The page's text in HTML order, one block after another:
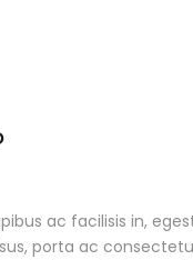
ac facilisis in,
porta ac